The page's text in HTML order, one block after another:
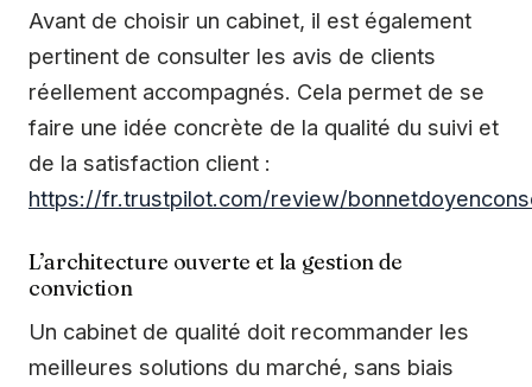
Avant de choisir un cabinet, il est également
pertinent de consulter les avis de clients
réellement accompagnés. Cela permet de se
faire une idée concrète de la qualité du suivi et
de la satisfaction client :
https://fr.trustpilot.com/review/
L’architecture ouverte et la gestion de
conviction
Un cabinet de qualité doit recommander les
meilleures solutions du marché, sans biais